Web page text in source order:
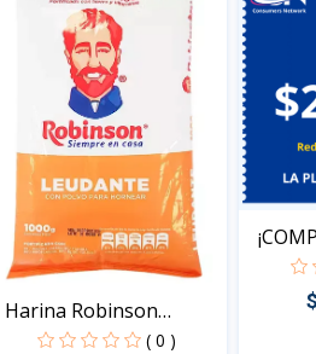
Harina Robinson
leudant...
( 0 )